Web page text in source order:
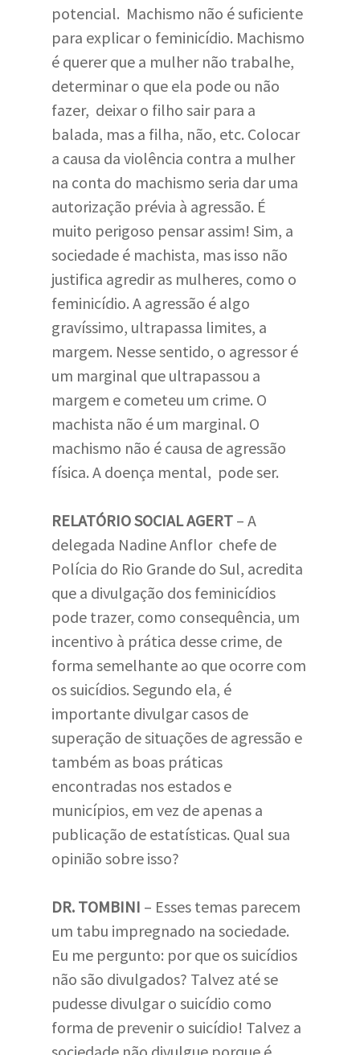
potencial. Machismo não é suficiente
para explicar o feminicídio. Machismo
é querer que a mulher não trabalhe,
determinar o que ela pode ou não
fazer, deixar o filho sair para a
balada, mas a filha, não, etc. Colocar
a causa da violência contra a mulher
na conta do machismo seria dar uma
autorização prévia à agressão. É
muito perigoso pensar assim! Sim, a
sociedade é machista, mas isso não
justifica agredir as mulheres, como o
feminicídio. A agressão é algo
gravíssimo, ultrapassa limites, a
margem. Nesse sentido, o agressor é
um marginal que ultrapassou a
margem e cometeu um crime. O
machista não é um marginal. O
machismo não é causa de agressão
física. A doença mental, pode ser.
RELATÓRIO SOCIAL AGERT – A
delegada Nadine Anflor chefe de
Polícia do Rio Grande do Sul, acredita
que a divulgação dos feminicídios
pode trazer, como consequência, um
incentivo à prática desse crime, de
forma semelhante ao que ocorre com
os suicídios. Segundo ela, é
importante divulgar casos de
superação de situações de agressão e
também as boas práticas
encontradas nos estados e
municípios, em vez de apenas a
publicação de estatísticas. Qual sua
opinião sobre isso?
DR. TOMBINI – Esses temas parecem
um tabu impregnado na sociedade.
Eu me pergunto: por que os suicídios
não são divulgados? Talvez até se
pudesse divulgar o suicídio como
forma de prevenir o suicídio! Talvez a